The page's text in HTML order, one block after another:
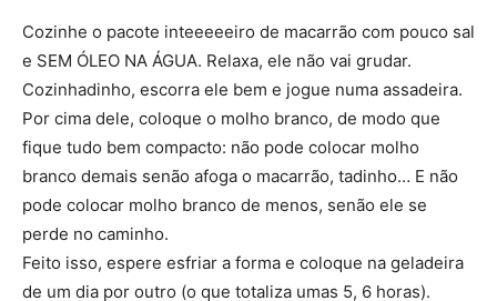
Cozinhe o pacote inteeeeeiro de macarrão com pouco sal
e SEM ÓLEO NA ÁGUA. Relaxa, ele não vai grudar.
Cozinhadinho, escorra ele bem e jogue numa assadeira.
Por cima dele, coloque o molho branco, de modo que
fique tudo bem compacto: não pode colocar molho
branco demais senão afoga o macarrão, tadinho… E não
pode colocar molho branco de menos, senão ele se
perde no caminho.
Feito isso, espere esfriar a forma e coloque na geladeira
de um dia por outro (o que totaliza umas 5, 6 horas).